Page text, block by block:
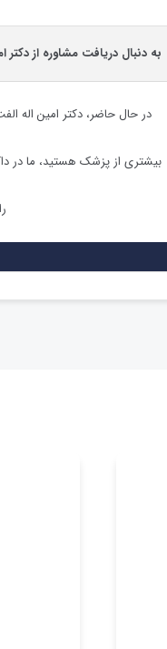
به دنبال دریافت مشاوره از
در حال حاضر، دکتر امین اله
بیشتری از پزشک هستید، ما در